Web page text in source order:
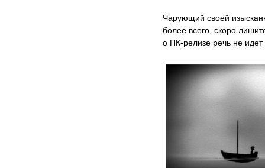
Чарующий своей
более всего, скоро
о ПК-релизе речь не идет